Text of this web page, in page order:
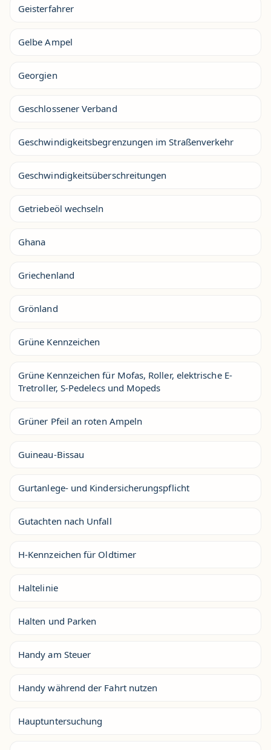
Geisterfahrer
Gelbe Ampel
Georgien
Geschlossener Verband
Geschwindigkeitsbegrenzungen im Straßenverkehr
Geschwindigkeitsüberschreitungen
Getriebeöl wechseln
Ghana
Griechenland
Grönland
Grüne Kennzeichen
Grüne Kennzeichen für Mofas, Roller, elektrische E-
Tretroller, S-Pedelecs und Mopeds
Grüner Pfeil an roten Ampeln
Guineau-Bissau
Gurtanlege- und Kindersicherungspflicht
Gutachten nach Unfall
H-Kennzeichen für Oldtimer
Haltelinie
Halten und Parken
Handy am Steuer
Handy während der Fahrt nutzen
Hauptuntersuchung